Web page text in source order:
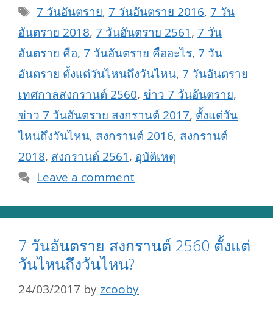
Tags
7 วันอันตราย, 7 วันอันตราย 2016, 7 วัน
อันตราย 2018, 7 วันอันตราย 2561, 7 วัน
อันตราย คือ, 7 วันอันตราย คืออะไร, 7 วัน
อันตราย ตั้งแต่วันไหนถึงวันไหน, 7 วันอันตราย
เทศกาลสงกรานต์ 2560, ข่าว 7 วันอันตราย,
ข่าว 7 วันอันตราย สงกรานต์ 2017, ตั้งแต่วัน
ไหนถึงวันไหน, สงกรานต์ 2016, สงกรานต์
2018, สงกรานต์ 2561, อุบัติเหตุ
Leave a comment
7 วันอันตราย สงกรานต์ 2560 ตั้งแต่
วันไหนถึงวันไหน?
24/03/2017 by zcooby